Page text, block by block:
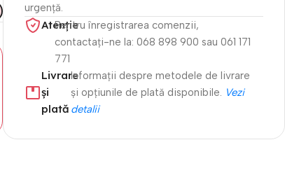
urgență.
Atenție​
Pentru înregistrarea comenzii,
contactați-ne la: 068 898 900 sau 061 171
771
Livrare
și
plată
Informații despre metodele de livrare
și opțiunile de plată disponibile.
Vezi
detalii